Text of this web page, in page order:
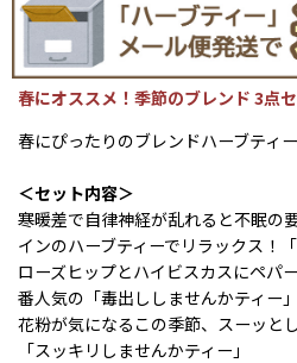
春にオススメ！季節のブレンド 3点
春にぴったりのブレンドハーブティ
＜セット内容＞
寒暖差で自律神経が乱れると不眠の
インのハーブティーでリラックス！
ローズヒップとハイビスカスにペパ
番人気の「毒出ししませんかティー」
花粉が気になるこの季節、スーッと
「スッキリしませんかティー」